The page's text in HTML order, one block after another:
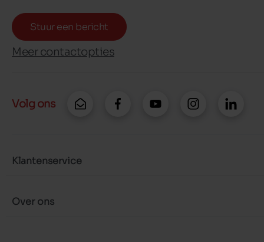
Stuur een bericht
Meer contactopties
Volg ons
Klantenservice
Over ons